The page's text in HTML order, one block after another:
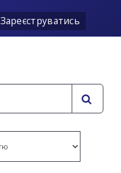
Зареєструватись